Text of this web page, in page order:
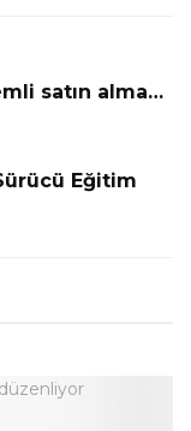
satın alma…
Eğitim